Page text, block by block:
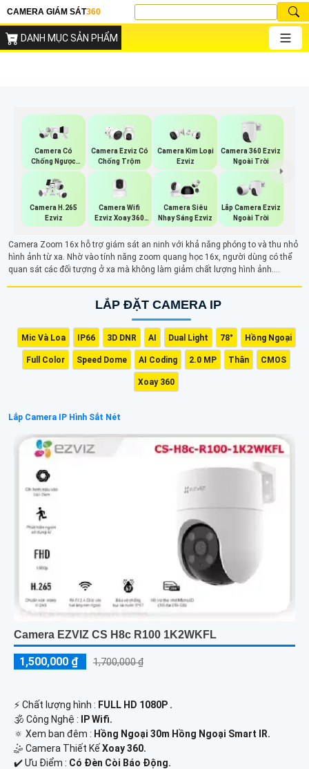
CAMERA GIÁM SÁT360
DANH MỤC SẢN PHẨM
Camera Có
Chống Ngược
Sáng Ezviz
Camera Ezviz Có
Chống Trộm
Camera Kim Loại
Ezviz
Camera 360 Ezviz
Ngoài Trời
Camera H.265
Ezviz
Camera Wifi
Ezviz Xoay 360
Độ
Camera Siêu
Nhạy Sáng Ezviz
Lắp Camera Ezviz
Ngoài Trời
Camera Zoom 16x hỗ trợ giám sát an ninh với khả năng phóng to và thu nhỏ
hình ảnh từ xa. Nhờ vào tính năng zoom quang học 16x, người dùng có thể
quan sát các đối tượng ở xa mà không làm giảm chất lượng hình ảnh.
LẮP ĐẶT CAMERA IP
Mic Và Loa IP66 3D DNR AI Dual Light 78° Hồng Ngoại
Full Color Speed Dome AI Coding 2.0 MP Thân CMOS
Xoay 360
Lắp Camera IP Hình Sắt Nét
Camera EZVIZ CS H8c R100 1K2WKFL
1,500,000 ₫ 1,700,000 ₫
️⚡ Chất lượng hình : FULL HD 1080P .
🕉️ Công Nghệ :
IP Wifi.
🔅 Xem ban đêm : Hồng Ngoại 30m Hồng Ngoại Smart IR.
🤹 Camera Thiết Kế Xoay 360.
️✔️ Ưu Điểm : Có Đèn Còi Báo Động.